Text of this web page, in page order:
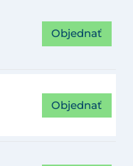
Objednať
Objednať